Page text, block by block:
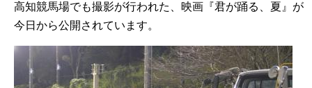
高知競馬場でも撮影が行われた、映画『君が踊る、夏』が
今日から公開されています。